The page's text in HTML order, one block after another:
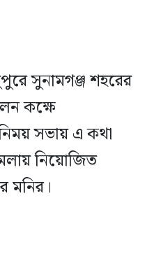
সুনামগঞ্জ শহরের
কক্ষে
সভায় এ কথা
নিয়োজিত
মনির।